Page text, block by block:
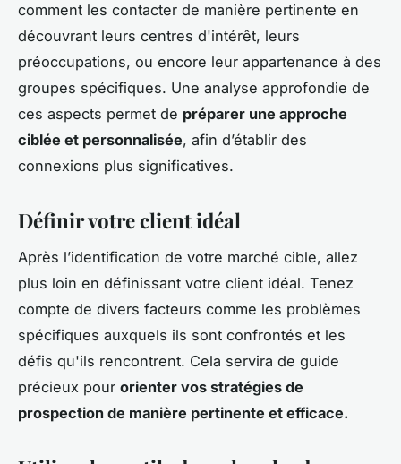
comment les contacter de manière pertinente en
découvrant leurs centres d'intérêt, leurs
préoccupations, ou encore leur appartenance à des
groupes spécifiques. Une analyse approfondie de
ces aspects permet de préparer une approche
ciblée et personnalisée, afin d’établir des
connexions plus significatives.
Définir votre client idéal
Après l’identification de votre marché cible, allez
plus loin en définissant votre client idéal. Tenez
compte de divers facteurs comme les problèmes
spécifiques auxquels ils sont confrontés et les
défis qu'ils rencontrent. Cela servira de guide
précieux pour orienter vos stratégies de
prospection de manière pertinente et efficace.